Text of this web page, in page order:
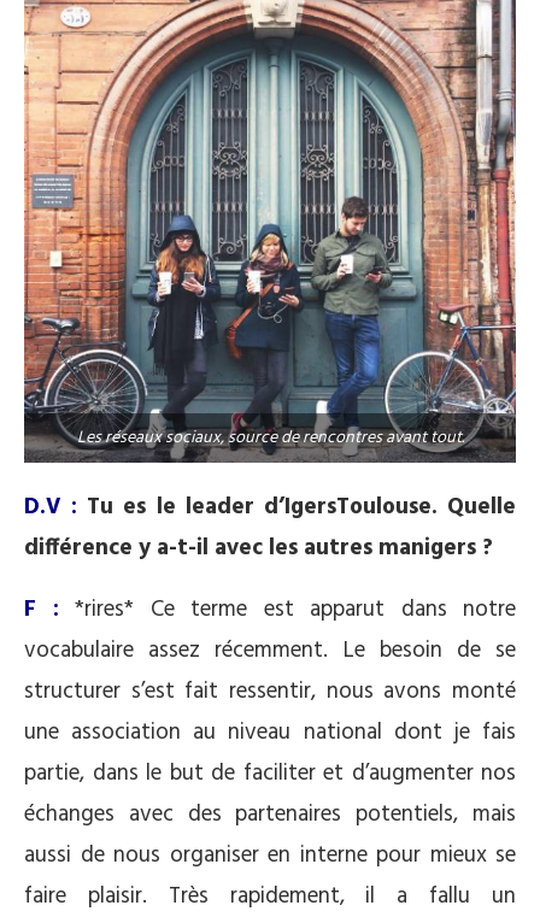
Les réseaux sociaux, source de rencontres avant tout.
D.V : Tu es le leader d’IgersToulouse. Quelle
différence y a-t-il avec les autres manigers ?
F : *rires* Ce terme est apparut dans notre
vocabulaire assez récemment. Le besoin de se
structurer s’est fait ressentir, nous avons monté
une association au niveau national dont je fais
partie, dans le but de faciliter et d’augmenter nos
échanges avec des partenaires potentiels, mais
aussi de nous organiser en interne pour mieux se
faire plaisir. Très rapidement, il a fallu un